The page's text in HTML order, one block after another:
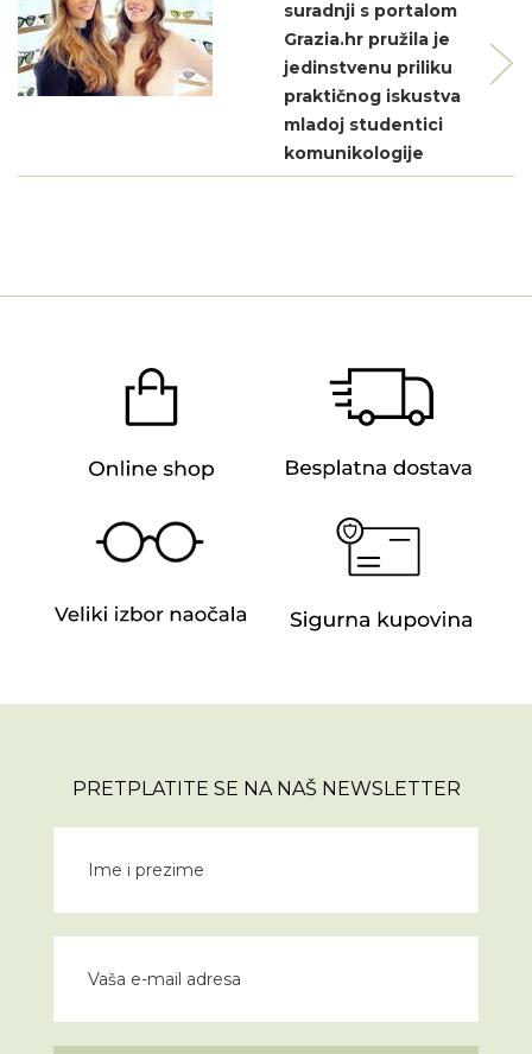
suradnji s portalom
Grazia.hr pružila je
jedinstvenu priliku
praktičnog iskustva
mladoj studentici
komunikologije
PRETPLATITE SE NA NAŠ NEWSLETTER